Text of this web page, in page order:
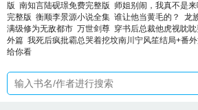
版 南知言陆砚璟免费完整版 师姐别闹，我真不是来
完整版 衡顺李景源小说全集 谁让他当黄毛的？ 龙
满级修为无敌都市 万世剑尊 穿书后总裁他虎视眈
外篇 我死后疯批霸总哭着挖坟南川宁风笙结局+番
给你看